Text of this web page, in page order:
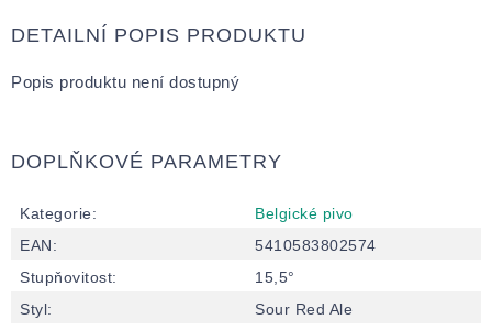
DETAILNÍ POPIS PRODUKTU
Popis produktu není dostupný
DOPLŇKOVÉ PARAMETRY
Kategorie:
Belgické pivo
EAN:
5410583802574
Stupňovitost:
15,5°
Styl: Sour Red Ale